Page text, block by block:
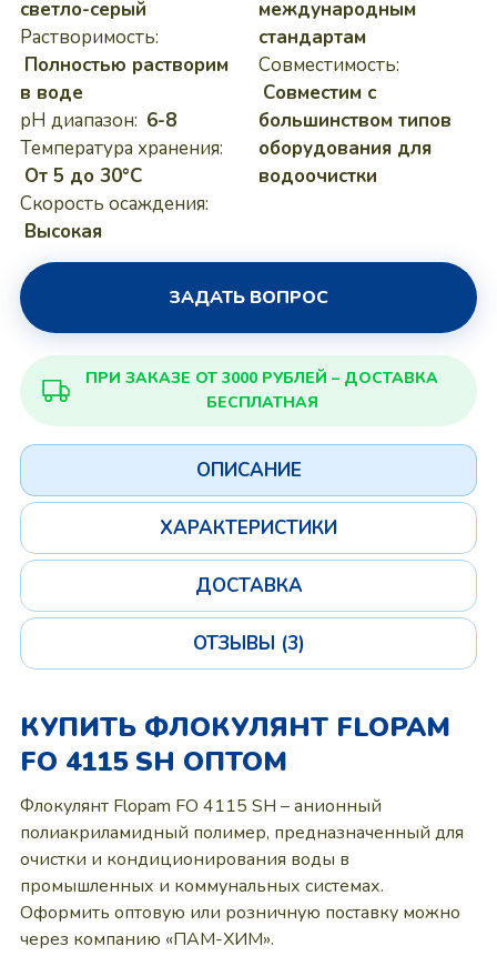
светло-серый
Растворимость:
Полностью растворим
в воде
pH диапазон: 6-8
Температура хранения:
От 5 до 30°C
Скорость осаждения:
Высокая
международным
стандартам
Совместимость:
Совместим с
большинством типов
оборудования для
водоочистки
ЗАДАТЬ ВОПРОС
ПРИ ЗАКАЗЕ ОТ 3000 РУБЛЕЙ – ДОСТАВКА
БЕСПЛАТНАЯ
ОПИСАНИЕ
ХАРАКТЕРИСТИКИ
ДОСТАВКА
ОТЗЫВЫ (3)
КУПИТЬ ФЛОКУЛЯНТ FLOPAM
FO 4115 SH ОПТОМ
Флокулянт Flopam FO 4115 SH – анионный
полиакриламидный полимер, предназначенный для
очистки и кондиционирования воды в
промышленных и коммунальных системах.
Оформить оптовую или розничную поставку можно
через компанию «ПАМ-ХИМ».